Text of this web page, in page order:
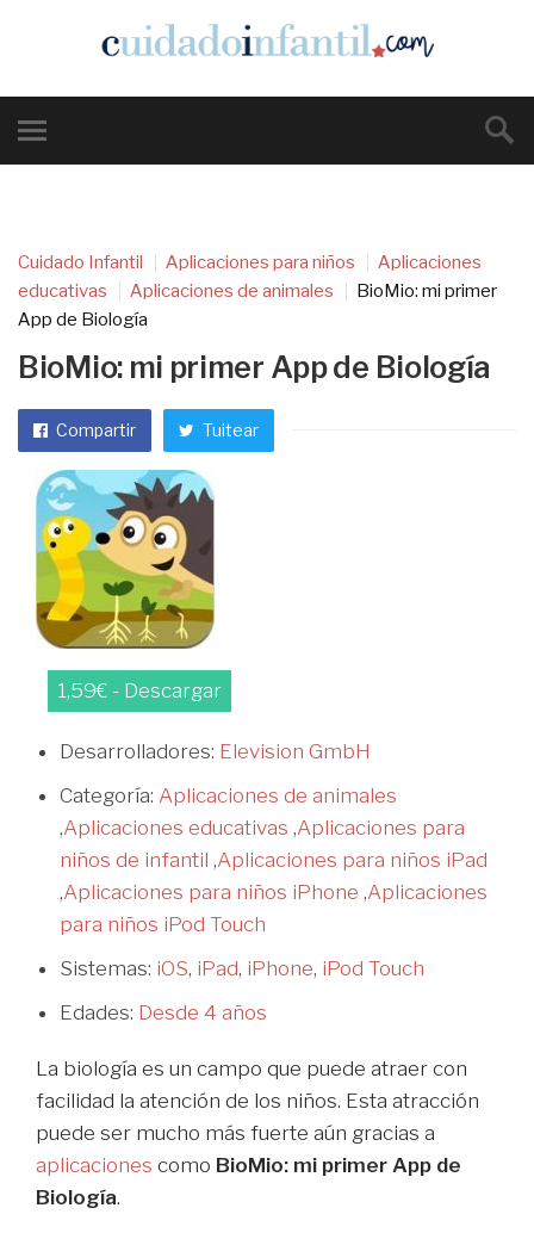
Cuidado Infantil Aplicaciones para niños
Aplicaciones
educativas
Aplicaciones de animales
BioMio: mi primer
App de Biología
BioMio: mi primer App de Biología
Compartir Tuitear
1,59€ - Descargar
Desarrolladores: Elevision GmbH
Categoría: Aplicaciones de animales
,Aplicaciones educativas ,Aplicaciones para
niños de infantil ,Aplicaciones para niños iPad
,Aplicaciones para niños iPhone ,Aplicaciones
para niños iPod Touch
Sistemas: iOS, iPad, iPhone, iPod Touch
Edades: Desde 4 años
La biología es un campo que puede atraer con
facilidad la atención de los niños. Esta atracción
puede ser mucho más fuerte aún gracias a
aplicaciones como BioMio: mi primer App de
Biología.